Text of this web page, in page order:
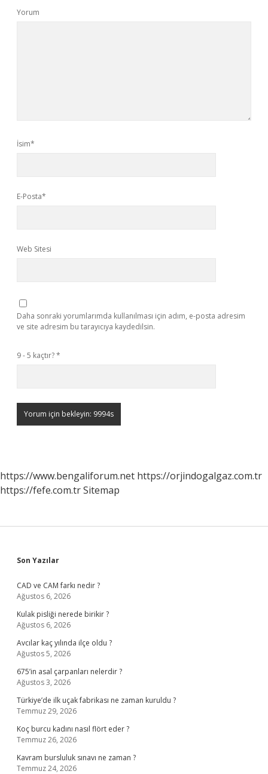
Yorum
İsim*
E-Posta*
Web Sitesi
Daha sonraki yorumlarımda kullanılması için adım, e-posta adresim
ve site adresim bu tarayıcıya kaydedilsin.
9 - 5 kaçtır?*
https://www.bengaliforum.net https://orjindogalgaz.com.tr
https://fefe.com.trSitemap
Sidebar
Son Yazılar
CAD ve CAM farkı nedir ?
Ağustos 6, 2026
Kulak pisliği nerede birikir ?
Ağustos 6, 2026
Avcılar kaç yılında ilçe oldu ?
Ağustos 5, 2026
675’in asal çarpanları nelerdir ?
Ağustos 3, 2026
Türkiye’de ilk uçak fabrikası ne zaman kuruldu ?
Temmuz 29, 2026
Koç burcu kadını nasıl flört eder ?
Temmuz 26, 2026
Kavram bursluluk sınavı ne zaman ?
Temmuz 24, 2026